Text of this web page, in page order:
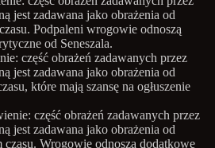
jest zadawana jako obrażenia od
Podpaleni wrogowie odnoszą
od Seneszala.
część obrażeń zadawanych przez
jest zadawana jako obrażenia od
które mają szansę na ogłuszenie
część obrażeń zadawanych przez
jest zadawana jako obrażenia od
Wrogowie odnoszą dodatkowe